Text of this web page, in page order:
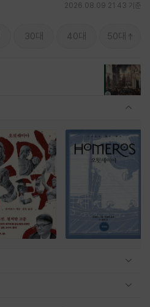
2026.08.09 21:43 기준
30대 40대 50대